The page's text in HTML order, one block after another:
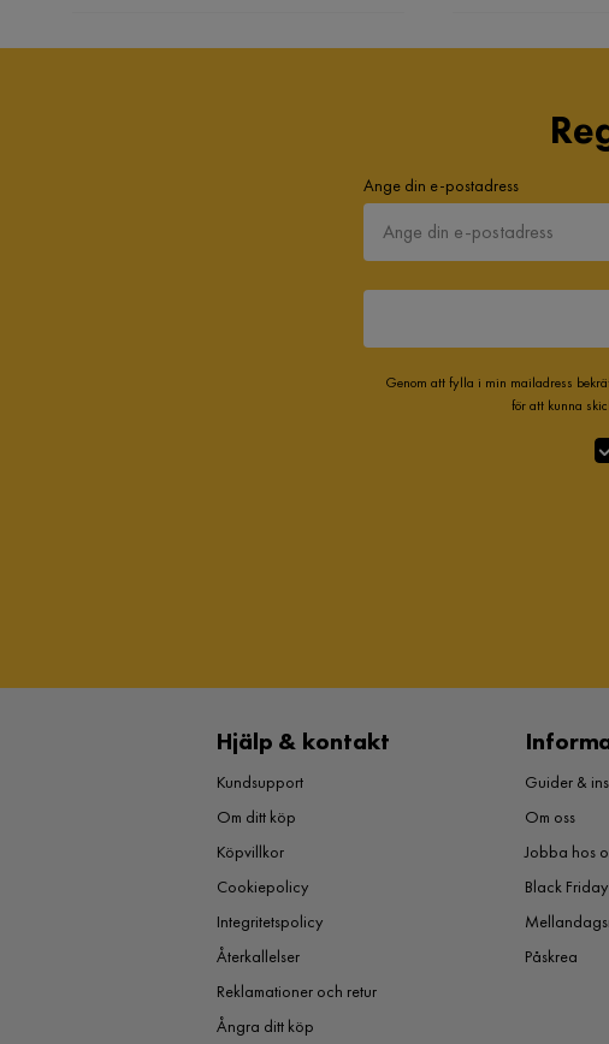
Ange din e-postadress
Genom att fylla i min mailadress
för att kunna
Hjälp & kontakt
Kundsupport
Om ditt köp
Köpvillkor
Cookiepolicy
Integritetspolicy
Återkallelser
Reklamationer och retur
Ångra ditt köp
Guider &
Om oss
Jobba hos
Black Friday
Påskrea